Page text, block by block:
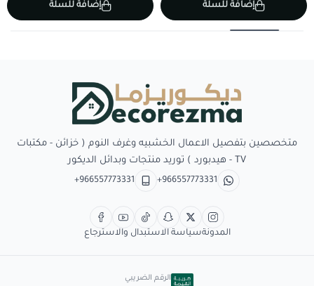
إضافة للسلة إضافة للسلة
متخصصين بتفصيل الاعمال الخشبيه وغرف النوم ( خزائن - مكتبات
TV - هيدبورد ) توريد منتجات وبدائل الديكور
+966557773331
+966557773331
المدونةسياسة الاستبدال والاسترجاع
الرقم الضريبي